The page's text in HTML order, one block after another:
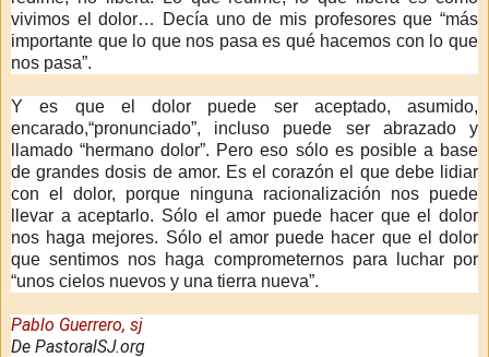
vivimos el dolor… Decía uno de mis profesores que “más
importante que lo que nos pasa es qué hacemos con lo que
nos pasa”.
Y es que el dolor puede ser aceptado, asumido,
encarado,“pronunciado”, incluso puede ser abrazado y
llamado “hermano dolor”. Pero eso sólo es posible a base
de grandes dosis de amor. Es el corazón el que debe lidiar
con el dolor, porque ninguna racionalización nos puede
llevar a aceptarlo. Sólo el amor puede hacer que el dolor
nos haga mejores. Sólo el amor puede hacer que el dolor
que sentimos nos haga comprometernos para luchar por
“unos cielos nuevos y una tierra nueva”.
Pablo Guerrero, sj
De PastoralSJ.org